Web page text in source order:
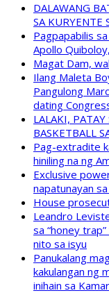
DALAWANG
SA KURYENTE
Pagpapabilis
Apollo
Magat Dam,
Ilang Maleta
Pangulong
dating
LALAKI, PATAY
BASKETBALL
Pag-extradite
hiniling na ng
Exclusive
napatunayan
House
Leandro
sa “honey
nito sa isyu
Panukalang
kakulangan ng
inihain sa